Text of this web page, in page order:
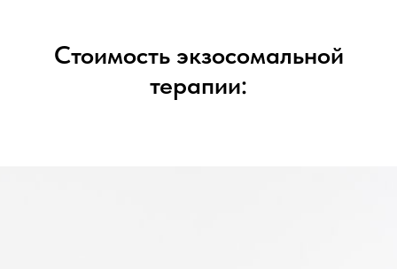
Стоимость экзосомальной
терапии: